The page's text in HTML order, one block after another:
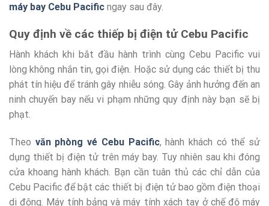
máy bay Cebu Pacific ngay sau đây.
Quy định về các thiếp bị điện tử Cebu Pacific
Hành khách khi bắt đầu hành trình cùng Cebu Pacific vui
lòng không nhắn tin, gọi điện. Hoặc sử dụng các thiết bị thu
phát tín hiệu để tránh gây nhiễu sóng. Gây ảnh hưởng đến an
ninh chuyến bay nếu vi phạm những quy định này bạn sẽ bị
phạt.
Theo văn phòng vé Cebu Pacific, hành khách có thể sử
dụng thiết bị điện tử trên máy bay. Tuy nhiên sau khi đóng
cửa khoang hành khách. Bạn cần tuân thủ các chỉ dẫn của
Cebu Pacific để bật các thiết bị điện tử bao gồm điện thoại
di động. Máy tính bảng và máy tính xách tay ở chế độ máy